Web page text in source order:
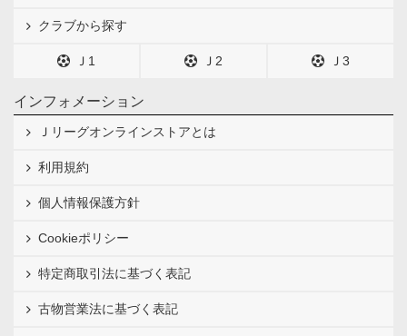
クラブから探す
Ｊ1 Ｊ2 Ｊ3
インフォメーション
Ｊリーグオンラインストアとは
利用規約
個人情報保護方針
Cookieポリシー
特定商取引法に基づく表記
古物営業法に基づく表記